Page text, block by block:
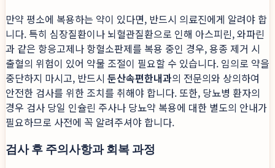
만약 평소에 복용하는 약이 있다면, 반드시 의료진에게 알려야 합
니다. 특히 심장질환이나 뇌혈관질환으로 인해 아스피린, 와파린
과 같은 항응고제나 항혈소판제를 복용 중인 경우, 용종 제거 시
출혈의 위험이 있어 약물 조절이 필요할 수 있습니다. 임의로 약을
중단하지 마시고, 반드시 둔산속편한내과의 전문의와 상의하여
안전한 검사를 위한 조치를 취해야 합니다. 또한, 당뇨병 환자의
경우 검사 당일 인슐린 주사나 당뇨약 복용에 대한 별도의 안내가
필요하므로 사전에 꼭 알려주셔야 합니다.
검사 후 주의사항과 회복 과정